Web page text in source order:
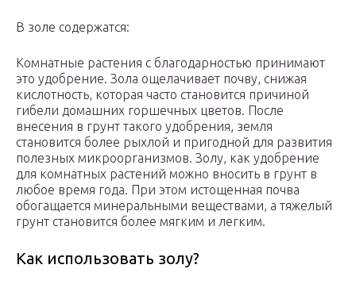
В золе содержатся:
Комнатные растения с благодарностью принимают
это удобрение. Зола ощелачивает почву, снижая
кислотность, которая часто становится причиной
гибели домашних горшечных цветов. После
внесения в грунт такого удобрения, земля
становится более рыхлой и пригодной для развития
полезных микроорганизмов. Золу, как удобрение
для комнатных растений можно вносить в грунт в
любое время года. При этом истощенная почва
обогащается минеральными веществами, а тяжелый
грунт становится более мягким и легким.
Как использовать золу?